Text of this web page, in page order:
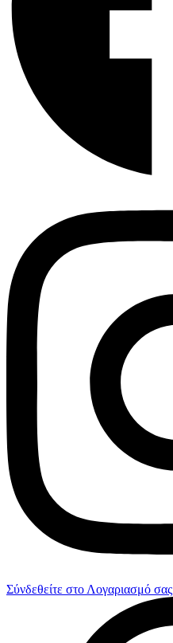
Σύνδεθείτε στο Λογαριασμό σας